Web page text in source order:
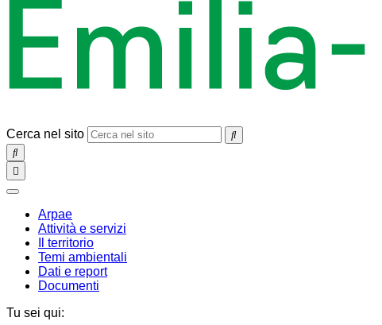
Cerca nel sito
SEARCH
Toggle
navigation
chiudi
Arpae
Attività e servizi
Il territorio
Temi ambientali
Dati e report
Documenti
Tu sei qui: